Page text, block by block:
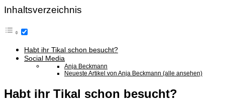
Inhaltsverzeichnis
Habt ihr Tikal schon besucht?
Social Media
Anja Beckmann
Neueste Artikel von Anja Beckmann (alle ansehen)
Habt ihr Tikal schon besucht?